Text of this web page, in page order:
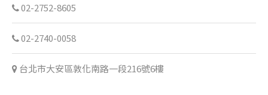
02-2752-8605
02-2740-0058
台北市大安區敦化南路一段216號6樓